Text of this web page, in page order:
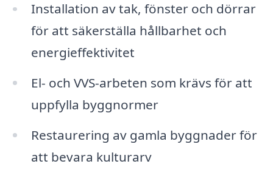
Installation av tak, fönster och dörrar
för att säkerställa hållbarhet och
energieffektivitet
El- och VVS-arbeten som krävs för att
uppfylla byggnormer
Restaurering av gamla byggnader för
att bevara kulturarv